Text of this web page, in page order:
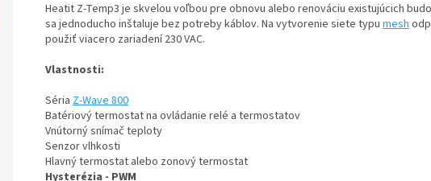
Heatit Z-Temp3 je skvelou voľbou pre obnovu alebo renováciu existujúcich
sa jednoducho inštaluje bez potreby káblov. Na vytvorenie siete typu mesh
použiť viacero zariadení 230 VAC.
Vlastnosti:
Séria Z-Wave 800
Batériový termostat na ovládanie relé a termostatov
Vnútorný snímač teploty
Senzor vlhkosti
Hlavný termostat alebo zonový termostat
Hysterézia - PWM